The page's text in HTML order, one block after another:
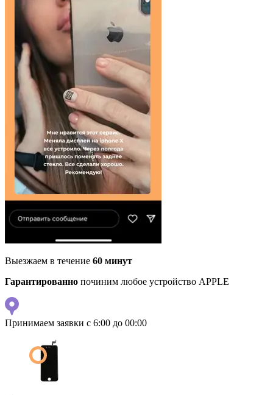
Выезжаем в течение 60 минут
Гарантированно починим любое устройство APPLE
Принимаем заявки с 6:00 до 00:00